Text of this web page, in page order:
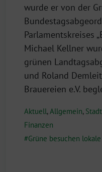
wurde er von der
Parlamentskreises
Michael Kellner
grünen
und Roland
Brauereien e.V.
Aktuell,Allgemein,
Finanzen
Grüne besuchen